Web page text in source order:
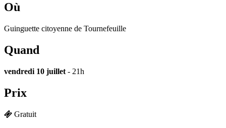
Où
Guinguette citoyenne de Tournefeuille
Quand
vendredi 10 juillet - 21h
Prix
Gratuit